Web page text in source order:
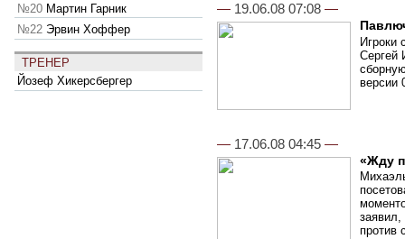
№20 Мартин Гарник
№22 Эрвин Хоффер
ТРЕНЕР
Йозеф Хикерсбергер
— 19.06.08 07:08 —
Игроки
Сергей
версии
— 17.06.08 04:45 —
«Жду
против